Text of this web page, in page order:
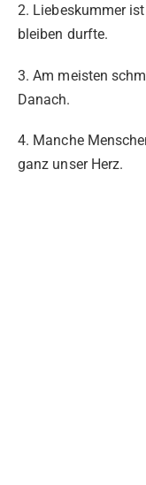
2. Liebeskummer
bleiben durfte.
3. Am meisten
Danach.
4. Manche
ganz unser Herz.